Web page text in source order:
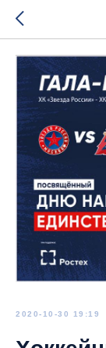
2020-10-30 19:19